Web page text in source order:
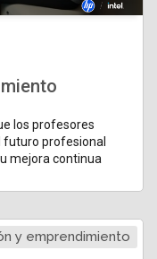
los profesores
profesional
mejora continua
y emprendimiento